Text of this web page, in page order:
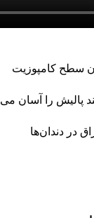
سطح کامپوزیت
پالیش را آسان
در دندان‌ها